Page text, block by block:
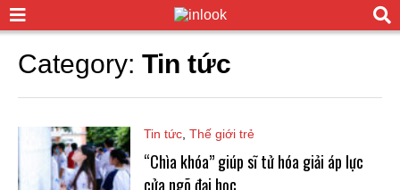
Category: Tin tức
Tin tức, Thế giới trẻ
“Chìa khóa” giúp sĩ tử hóa giải áp lực
cửa ngõ đại học